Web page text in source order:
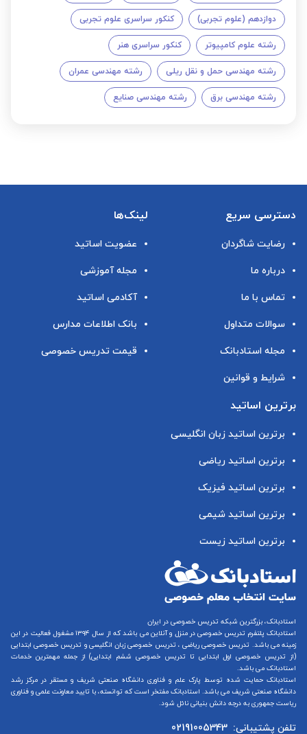
دوازدهم (علوم تجربی) کنکور سراسری علوم تجربی
رشته علوم کامپیوتر کنکور سراسری هنر
رشته مهندسی حمل و نقل ریلی رشته مهندسی عمران
رشته مهندسی برق رشته مهندسی صنایع
دسترسی سریع
رضایت شاگردان
درباره ما
تماس با ما
سوالات متداول
مجله استادبانک
شرایط و قوانین
لینک‌ها
عضویت اساتید
مجله آموزشی
آکادمی اساتید
بانک اطلاعات مدارس
قیمت تدریس خصوصی
برترین اساتید
برترین اساتید زبان انگلیسی
برترین اساتید ریاضی
برترین اساتید فیزیک
برترین اساتید شیمی
برترین اساتید زیست
استادبانک، بزرگترین شبکه تدریس خصوصی در ایران
استادبانک پلتفرم تدریس خصوصی در منزل و آنلاین
می باشد که از سال ۱۳۹۴ مشغول فعالیت در این
زمینه می باشد. تدریس خصوصی ریاضی ، تدریس خصوصی زبان انگلیسیو تدریس خصوصی ابتدایی
(از تدریس خصوصی اول ابتدایی تا تدریس خصوصی ششم ابتدایی) از جمله مهمترین خدمات
استادبانک می باشد.
استادبانک حمایت شده توسط پارک علم و فناوری دانشگاه صنعتی شریف و مستقر در مرکز رشد
دانشگاه صنعتی شریف می باشد. استادبانک مفتخر است که توانسته، با تایید معاونت علمی و فناوری
ریاست جمهوری به درجه دانش بنیانی نائل شود.
تلفن پشتیبانی: 02191005343